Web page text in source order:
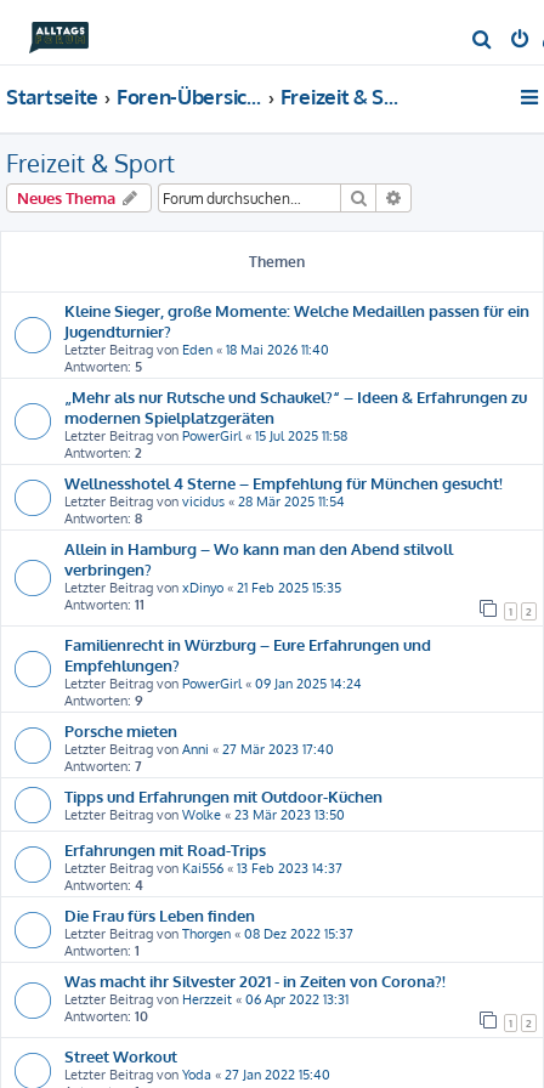
u
Startseite Foren-Übersicht Freizeit & Sport
Freizeit & Sport
Neues Thema Suche
Themen
Kleine Sieger, große Momente: Welche Medaillen passen für ein
Jugendturnier?
Letzter Beitrag von Eden « 18 Mai 2026 11:40
Antworten: 5
„Mehr als nur Rutsche und Schaukel?“ – Ideen & Erfahrungen zu
modernen Spielplatzgeräten
Letzter Beitrag von PowerGirl« 15 Jul 2025 11:58
Antworten: 2
Wellnesshotel 4 Sterne – Empfehlung für München gesucht!
Letzter Beitrag von vicidus « 28 Mär 2025 11:54
Antworten: 8
Allein in Hamburg – Wo kann man den Abend stilvoll
verbringen?
Letzter Beitrag von xDinyo « 21 Feb 2025 15:35
Antworten: 11 1 2
Familienrecht in Würzburg – Eure Erfahrungen und
Empfehlungen?
Letzter Beitrag von PowerGirl« 09 Jan 2025 14:24
Antworten: 9
Porsche mieten
Letzter Beitrag von Anni « 27 Mär 2023 17:40
Antworten: 7
Tipps und Erfahrungen mit Outdoor-Küchen
Letzter Beitrag von Wolke « 23 Mär 2023 13:50
Erfahrungen mit Road-Trips
Letzter Beitrag von Kai556 « 13 Feb 2023 14:37
Antworten: 4
Die Frau fürs Leben finden
Letzter Beitrag von Thorgen « 08 Dez 2022 15:37
Antworten: 1
Was macht ihr Silvester 2021 - in Zeiten von Corona?!
Letzter Beitrag von Herzzeit « 06 Apr 2022 13:31
Antworten: 10 1 2
Street Workout
Letzter Beitrag von Yoda « 27 Jan 2022 15:40